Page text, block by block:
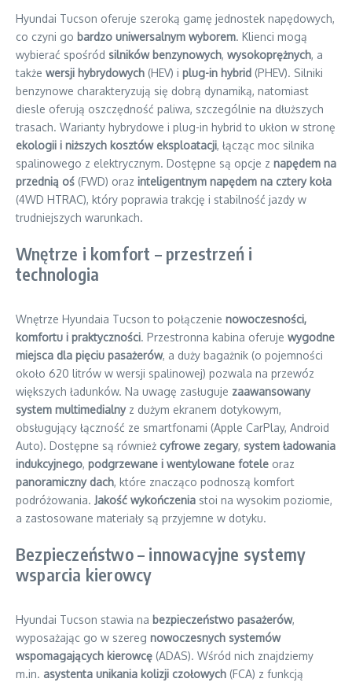
Hyundai Tucson oferuje szeroką gamę jednostek napędowych,
co czyni go bardzo uniwersalnym wyborem. Klienci mogą
wybierać spośród silników benzynowych, wysokoprężnych, a
także wersji hybrydowych (HEV) i plug-in hybrid (PHEV). Silniki
benzynowe charakteryzują się dobrą dynamiką, natomiast
diesle oferują oszczędność paliwa, szczególnie na dłuższych
trasach. Warianty hybrydowe i plug-in hybrid to ukłon w stronę
ekologii i niższych kosztów eksploatacji, łącząc moc silnika
spalinowego z elektrycznym. Dostępne są opcje z napędem na
przednią oś (FWD) oraz inteligentnym napędem na cztery koła
(4WD HTRAC), który poprawia trakcję i stabilność jazdy w
trudniejszych warunkach.
Wnętrze i komfort – przestrzeń i
technologia
Wnętrze Hyundaia Tucson to połączenie nowoczesności,
komfortu i praktyczności. Przestronna kabina oferuje wygodne
miejsca dla pięciu pasażerów, a duży bagażnik (o pojemności
około 620 litrów w wersji spalinowej) pozwala na przewóz
większych ładunków. Na uwagę zasługuje zaawansowany
system multimedialnyz dużym ekranem dotykowym,
obsługujący łączność ze smartfonami (Apple CarPlay, Android
Auto). Dostępne są również cyfrowe zegary, system ładowania
indukcyjnego, podgrzewane i wentylowane fotele oraz
panoramiczny dach, które znacząco podnoszą komfort
podróżowania. Jakość wykończenia stoi na wysokim poziomie,
a zastosowane materiały są przyjemne w dotyku.
Bezpieczeństwo – innowacyjne systemy
wsparcia kierowcy
Hyundai Tucson stawia na bezpieczeństwo pasażerów,
wyposażając go w szereg nowoczesnych systemów
wspomagających kierowcę (ADAS). Wśród nich znajdziemy
m.in. asystenta unikania kolizji czołowych (FCA) z funkcją